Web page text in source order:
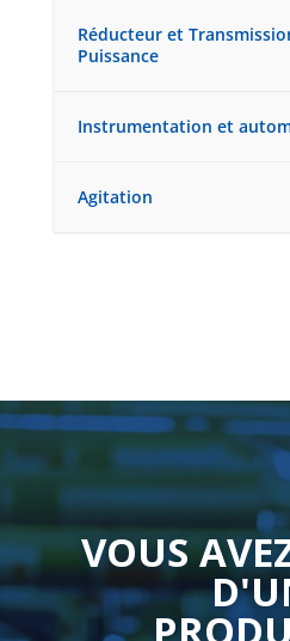
Réducteur et
Puissance
Instrumentation et
Agitation
VOUS